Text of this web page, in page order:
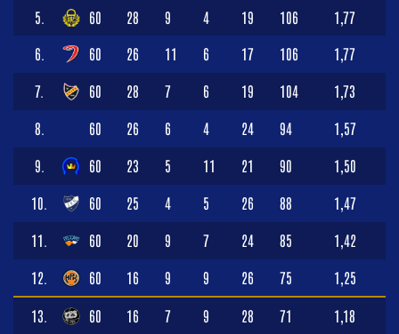
5. 60 28 9 4 19 106 1,77
6. 60 26 11 6 17 106 1,77
7. 60 28 7 6 19 104 1,73
8. 60 26 6 4 24 94 1,57
9. 60 23 5 11 21 90 1,50
10. 60 25 4 5 26 88 1,47
11. 60 20 9 7 24 85 1,42
12. 60 16 9 9 26 75 1,25
13. 60 16 7 9 28 71 1,18